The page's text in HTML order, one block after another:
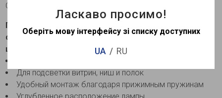
Серия точечных светильников
Преимущества и особенности встроенного
светильника Ledcoin DL0395 под лампу черного
цвета:
Для подсветки витрин, ниш и полок
Удобный монтаж благодаря прижимным пружинам
Ласкаво просимо!
Оберіть мову інтерфейсу зі списку доступних
UA RU